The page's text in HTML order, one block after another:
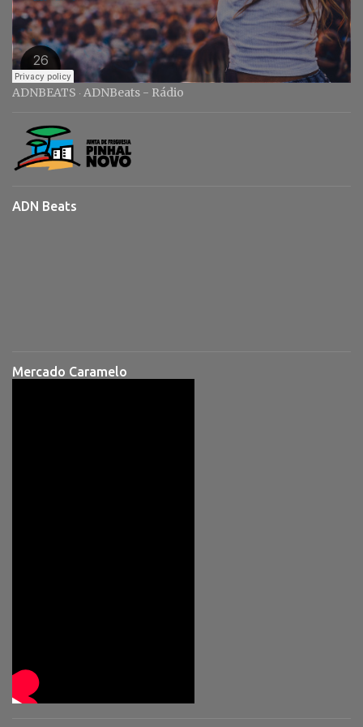
ADNBEATS · ADNBeats - Rádio
ADN Beats
Mercado Caramelo